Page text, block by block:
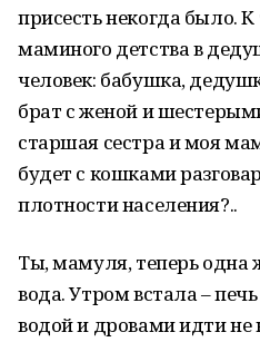
присесть некогда было.
маминого детства в
человек: бабушка,
брат с женой и
старшая сестра и моя
будет с кошками
плотности населения?..
Ты, мамуля, теперь одна
вода. Утром встала –
водой и дровами идти не